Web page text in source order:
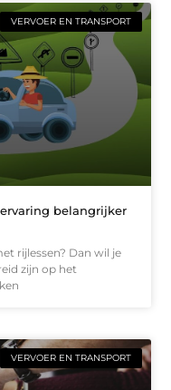
VERVOER EN TRANSPORT
belangrijker
rijlessen? Dan wil je
zijn op het
VERVOER EN TRANSPORT